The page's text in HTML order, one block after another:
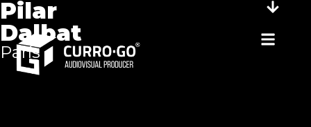
Pilar
Dalbat
París